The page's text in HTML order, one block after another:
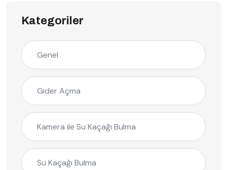
Kategoriler
Genel
Gider Açma
Kamera ile Su Kaçağı Bulma
Su Kaçağı Bulma